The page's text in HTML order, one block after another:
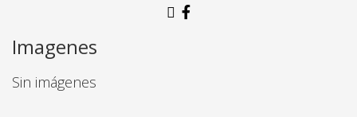
ACCIÓN COLECTIVA Y PRÁCTICAS POLÍTICAS
Imagenes
Sin imágenes